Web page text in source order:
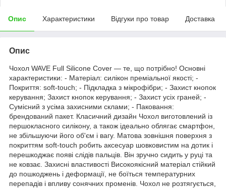
Опис Характеристики Відгуки про товар Доставка
Опис
Чохол WAVE Full Silicone Cover — те, що потрібно! Основні
характеристики: - Матеріал: силікон преміальної якості; -
Покриття: soft-touch; - Підкладка з мікрофібри; - Захист кнопок
керування; Захист кнопок керування; - Захист усіх граней; -
Сумісний з усіма захисними склами; - Паковання:
брендований пакет. Класичний дизайн Чохол виготовлений із
першокласного силікону, а також ідеально облягає смартфон,
не збільшуючи його об'єм і вагу. Матова зовнішня поверхня з
покриттям soft-touch робить аксесуар шовковистим на дотик і
перешкоджає появі слідів пальців. Він зручно сидить у руці та
не ковзає. Захисні властивості Високоякісний матеріал стійкий
до пошкоджень і деформації, не боїться температурних
перепадів і впливу сонячних променів. Чохол не розтягується,